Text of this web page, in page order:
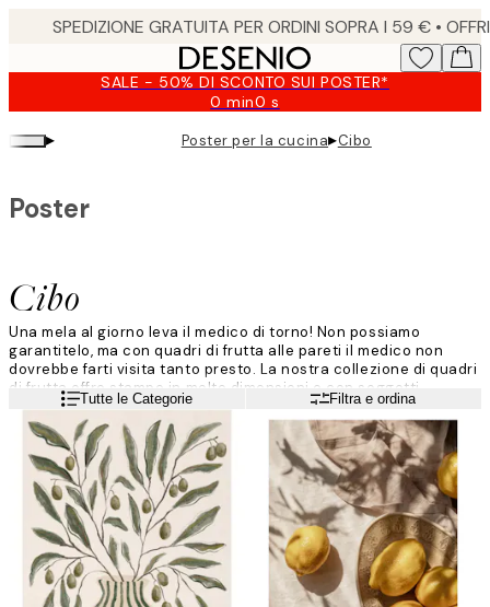
SALE - 50% DI SCONTO SUI POSTER*
0 min0 s
Valido
fino
a:
▸ Poster per la cucina▸Cibo
Cibo
Poster
Una mela al giorno leva il medico di torno! Non possiamo
garantitelo, ma con quadri di frutta alle pareti il medico non
dovrebbe farti visita tanto presto. La nostra collezione di quadri
di frutta offre stampe in molte dimensioni e con soggetti
differenti, sia a colori sia in bianco e nero, in forma di
illustrazioni grafiche, schizzi e fotografie.
Leggi di piùTutte le Categorie Filtra e ordina